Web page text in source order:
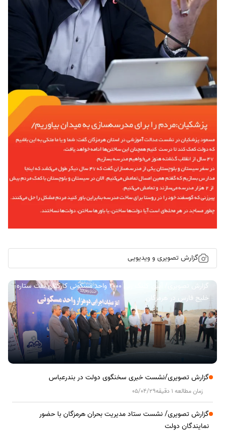
گزارش تصویری و ویدیویی
گزارش تصویری/ آیین کلنگ زنی ۲۰۰۰ واحد مسکونی کارکنان نفت ستاره
خلیج فارس در هرمزگان
گزارش تصویری/نشست خبری سخنگوی دولت در بندرعباس
زمان مطالعه 1 دقیقه 05/04/29
گزارش تصویری/ نشست ستاد مدیریت بحران هرمزگان با حضور
نمایندگان دولت